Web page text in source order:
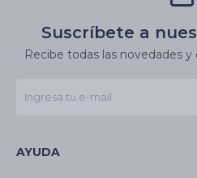
Suscríbete a
Recibe todas las novedades
AYUDA